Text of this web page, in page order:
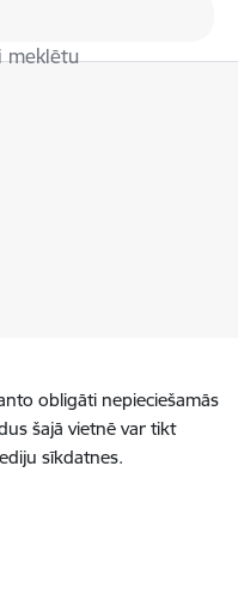
meklētu
obligāti nepieciešamās
šajā vietnē var tikt
sīkdatnes.